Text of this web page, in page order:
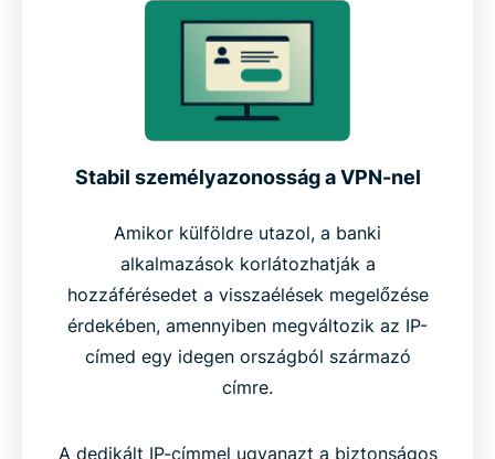
Stabil személyazonosság a VPN-nel
Amikor külföldre utazol, a banki
alkalmazások korlátozhatják a
hozzáférésedet a visszaélések megelőzése
érdekében, amennyiben megváltozik az IP-
címed egy idegen országból származó
címre.
A dedikált IP-címmel ugyanazt a biztonságos